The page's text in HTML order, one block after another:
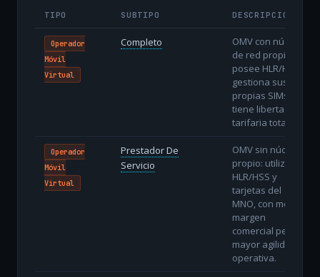
TIPO SUBTIPO DESCRIPCIÓN
Operador
Móvil
Virtual
Completo
OMV con núcleo
de red propio:
posee HLR/HSS,
gestiona sus
propias SIMs y
tiene libertad
tarifaria total.
Operador
Móvil
Virtual
Prestador De
Servicio
OMV sin núcleo
propio: utiliza
HLR/HSS y
tarjetas del
MNO, con menor
margen
comercial pero
mayor agilidad
operativa.